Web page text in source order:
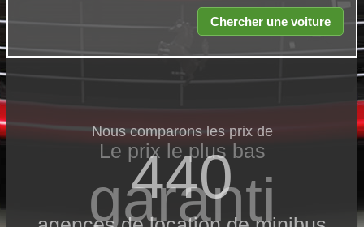
Nous comparons les prix de
440
Le prix le​ plus bas
garanti